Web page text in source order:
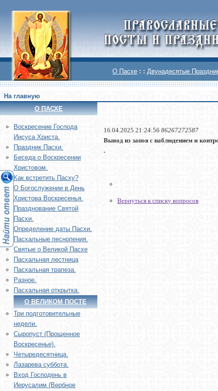
О Пасхе : : Двунадесятые
На главную
О ПАСХЕ
Воскреcение Господа
Иисуса Христа.
Праздник Пасхи.
Беседа о Воскресении
Христовом.
Как встретить Пасху?
О Богослужении в День
Христова Воскресенья.
Празднование Святой
Пасхи.
Определение даты Пасхи.
Пасхальные песнопения.
Святые о Великой Пасхе
Пасхальная лестница
Пасхальная трапеза.
Разное.
Пасхальная открытка.
О ВЕЛИКОМ ПОСТЕ
Три подготовительные
недели.
Сыропуст (Прощенное
Воскресенье).
Четыредесятница.
Лазарева суббота.
Вход Господень в
Иерусалим (Вербное
16.04.2025 21:24:56 86267272587
Вывод из запоя с наблюдением и
.
Вернуться к списку вопросов